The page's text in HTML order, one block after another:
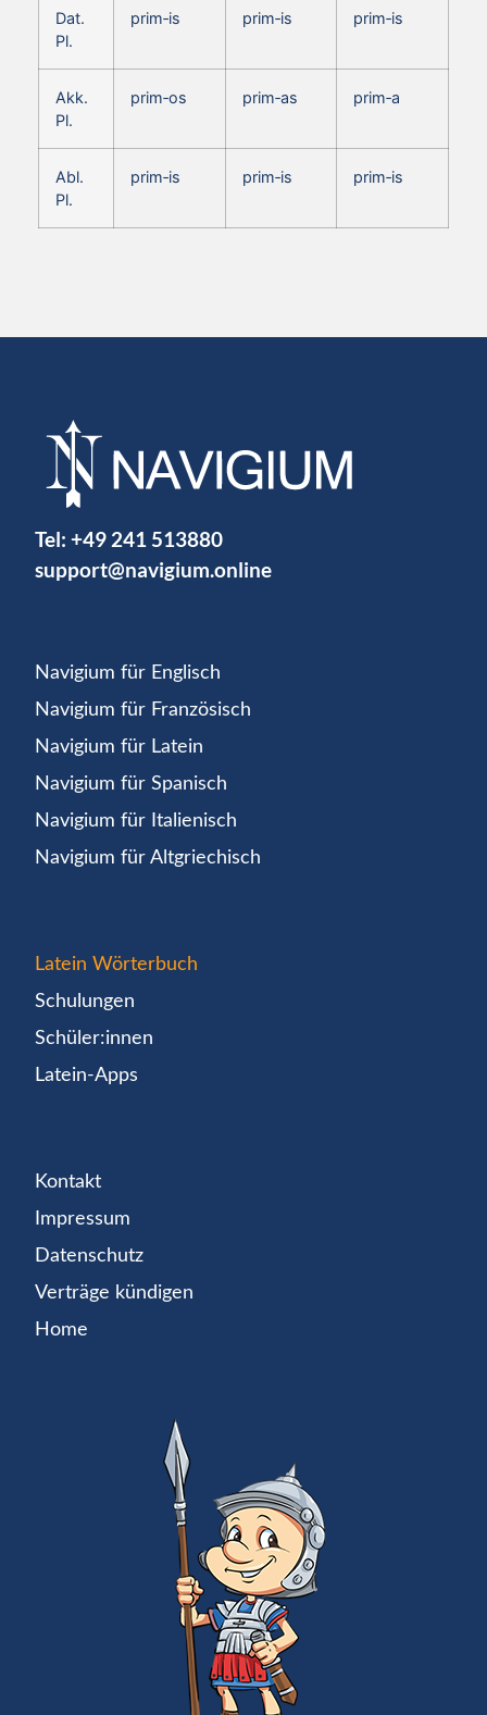
Dat.
Pl.
prim‑is prim‑is prim‑is
Akk.
Pl.
prim‑os prim‑as prim‑a
Abl.
Pl.
prim‑is prim‑is prim‑is
Tel: +49 241 513880
support@navigium.online
Navigium für Englisch
Navigium für Französisch
Navigium für Latein
Navigium für Spanisch
Navigium für Italienisch
Navigium für Altgriechisch
Latein Wörterbuch
Schulungen
Schüler:innen
Latein-Apps
Kontakt
Impressum
Datenschutz
Verträge kündigen
Home